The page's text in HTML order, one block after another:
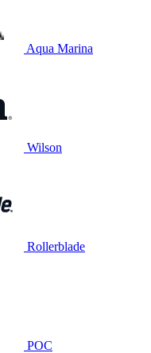
Aqua Marina
Wilson
Rollerblade
POC